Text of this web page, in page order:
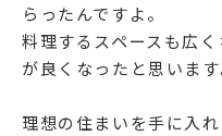
らったんですよ。
料理するスペースも広
が良くなったと思います
理想の住まいを手に入